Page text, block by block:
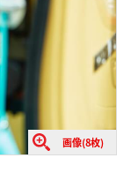
画像(8枚)